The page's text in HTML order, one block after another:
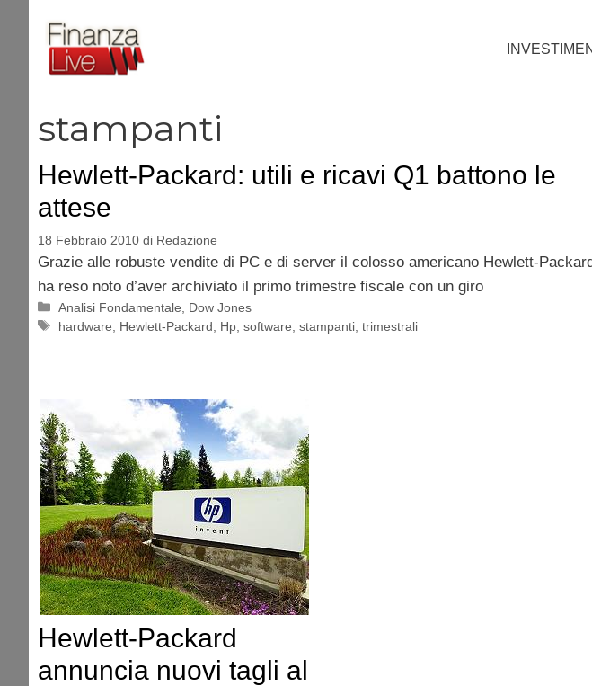
contenuto
stampanti
Hewlett-Packard: utili e ricavi Q1 battono le
attese
18 Febbraio 2010 di Redazione
Grazie alle robuste vendite di PC e di server il colosso americano Hewlett-
ha reso noto d’aver archiviato il primo trimestre fiscale con un giro
Categorie
Analisi Fondamentale
Dow Jones
Tag
hardware Hewlett-Packard Hp ,software ,stampanti ,trimestrali
Hewlett-Packard
annuncia nuovi tagli al